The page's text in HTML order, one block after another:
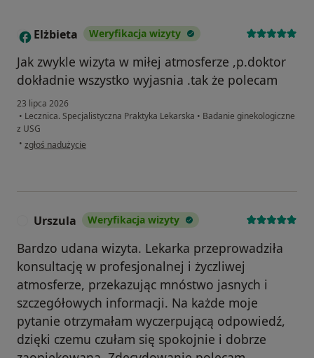
E Elżbieta Weryfikacja wizyty
Jak zwykle wizyta w miłej atmosferze ,p.doktor
dokładnie wszystko wyjasnia .tak że polecam
23 lipca 2026
• Lecznica. Specjalistyczna Praktyka Lekarska • Badanie ginekologiczne
z USG
• w opinii użytkownika Elżbieta
zgłoś nadużycie
Urszula Weryfikacja wizyty
Bardzo udana wizyta. Lekarka przeprowadziła
konsultację w profesjonalnej i życzliwej
atmosferze, przekazując mnóstwo jasnych i
szczegółowych informacji. Na każde moje
pytanie otrzymałam wyczerpującą odpowiedź,
dzięki czemu czułam się spokojnie i dobrze